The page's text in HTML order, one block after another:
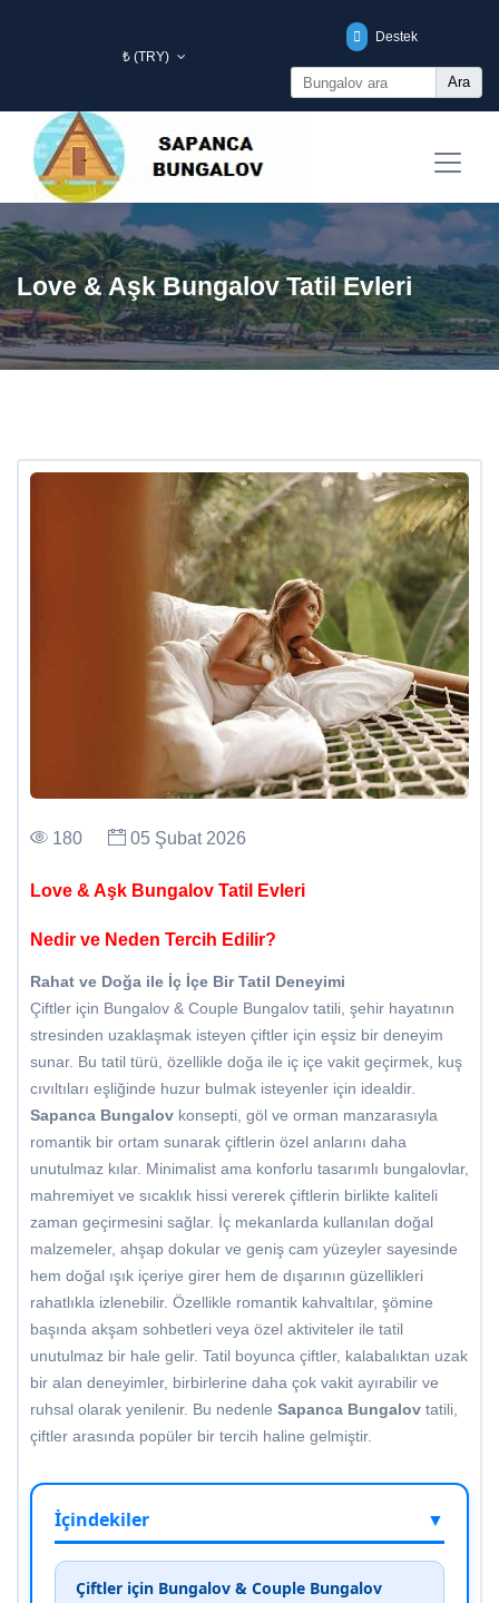
₺ (TRY)
Destek
Ara
Love & Aşk Bungalov Tatil Evleri
180 05 Şubat 2026
Love & Aşk Bungalov Tatil Evleri
Nedir ve Neden Tercih Edilir?
Rahat ve Doğa ile İç İçe Bir Tatil Deneyimi
Çiftler için Bungalov & Couple Bungalov tatili, şehir hayatının
stresinden uzaklaşmak isteyen çiftler için eşsiz bir deneyim
sunar. Bu tatil türü, özellikle doğa ile iç içe vakit geçirmek, kuş
cıvıltıları eşliğinde huzur bulmak isteyenler için idealdir.
Sapanca Bungalov konsepti, göl ve orman manzarasıyla
romantik bir ortam sunarak çiftlerin özel anlarını daha
unutulmaz kılar. Minimalist ama konforlu tasarımlı bungalovlar,
mahremiyet ve sıcaklık hissi vererek çiftlerin birlikte kaliteli
zaman geçirmesini sağlar. İç mekanlarda kullanılan doğal
malzemeler, ahşap dokular ve geniş cam yüzeyler sayesinde
hem doğal ışık içeriye girer hem de dışarının güzellikleri
rahatlıkla izlenebilir. Özellikle romantik kahvaltılar, şömine
başında akşam sohbetleri veya özel aktiviteler ile tatil
unutulmaz bir hale gelir. Tatil boyunca çiftler, kalabalıktan uzak
bir alan deneyimler, birbirlerine daha çok vakit ayırabilir ve
ruhsal olarak yenilenir. Bu nedenle Sapanca Bungalov tatili,
çiftler arasında popüler bir tercih haline gelmiştir.
İçindekiler ▼
Çiftler için Bungalov & Couple Bungalov